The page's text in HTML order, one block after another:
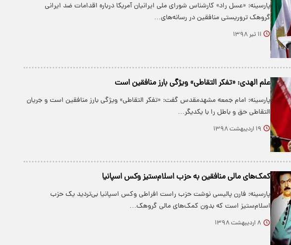
پارسینه: «عسل راد» کارشناس شورای ملی ایرانیان آمریکا درباره اقدامات ضد ایرانی
گروهک تروریستی منافقین در رسانه‌های…
۱۱ تیر ۱۳۹۸
علم الهدی: «تفکر التقاطی» ویژگی بارز منافقین است
پارسینه: امام جمعه مشهدمقدس گفت: «تفکر التقاطی» ویژگی بارز منافقین است و جریان
التقاطی حق و باطل را با یکدیگر…
۱۹ اردیبهشت ۱۳۹۸
کمک‌های مالی منافقین به حزب اسلام‌ستیز وکس اسپانیا
پارسینه: فارن پالیسی نوشت حزب راست افراطی وکس اسپانیا بی‌تردید یک حزب
اسلام‌ستیز است که بدون کمک‌های مالی گروهک…
۸ اردیبهشت ۱۳۹۸